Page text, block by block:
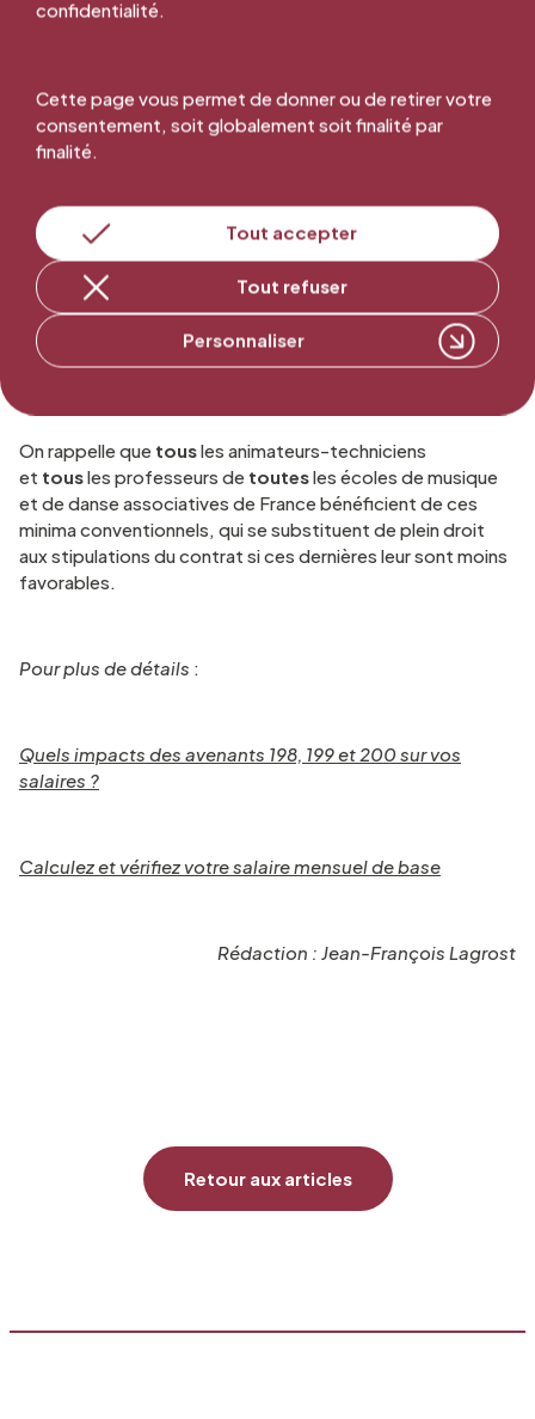
confidentialité.
Cette page vous permet de donner ou de retirer votre
consentement, soit globalement soit finalité par
finalité.
Tout accepter
Tout refuser
Personnaliser
pour un temps plein (24 heures).
cours] / [temps plein]
Ce sont les montants minimum qui doivent apparaître à la
première ligne de votre bulletin de salaire, chaque mois, 12
mois sur 12.
On rappelle que tousles animateurs-techniciens
et tousles professeurs de toutesles écoles de musique
et de danse associatives de France bénéficient de ces
minima conventionnels, qui se substituent de plein droit
aux stipulations du contrat si ces dernières leur sont moins
favorables.
Pour plus de détails :
Quels impacts des avenants 198, 199 et 200 sur vos
salaires ?
Calculez et vérifiez votre salaire mensuel de base
Rédaction : Jean-François Lagrost
Retour aux articles